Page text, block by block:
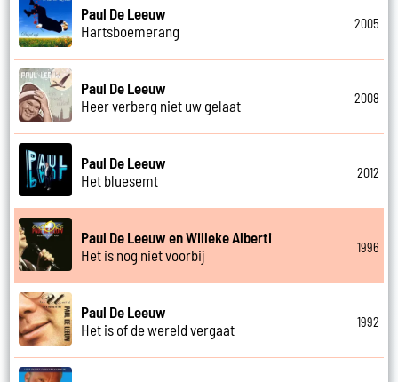
Paul De Leeuw
Hartsboemerang
2005
Paul De Leeuw
Heer verberg niet uw gelaat
2008
Paul De Leeuw
Het bluesemt
2012
Paul De Leeuw en Willeke Alberti
Het is nog niet voorbij
1996
Paul De Leeuw
Het is of de wereld vergaat
1992